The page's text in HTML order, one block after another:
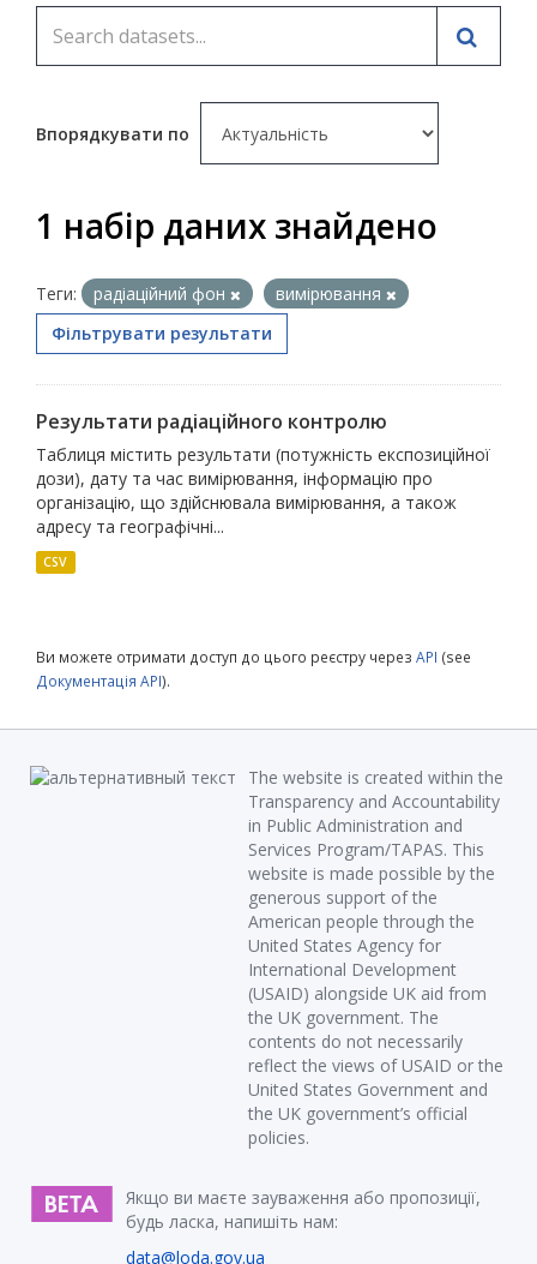
Впорядкувати по
1 набір даних знайдено
Теги: радіаційний фон
вимірювання
Фільтрувати результати
Результати радіаційного контролю
Таблиця містить результати (потужність експозиційної
дози), дату та час вимірювання, інформацію про
організацію, що здійснювала вимірювання, а також
адресу та географічні...
CSV
Ви можете отримати доступ до цього реєстру через API (see
Документація API).
The website is created within the
Transparency and Accountability
in Public Administration and
Services Program/TAPAS. This
website is made possible by the
generous support of the
American people through the
United States Agency for
International Development
(USAID) alongside UK aid from
the UK government. The
contents do not necessarily
reflect the views of USAID or the
United States Government and
the UK government’s official
policies.
Якщо ви маєте зауваження або пропозиції,
будь ласка, напишіть нам:
data@loda.gov.ua